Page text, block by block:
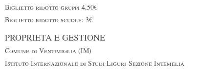
Biglietto ridotto gruppi 4,50€
Biglietto ridotto scuole: 3€
PROPRIETA E GESTIONE
Comune di Ventimiglia (IM)
Istituto Internazionale di Studi Liguri-Sezione Intemelia